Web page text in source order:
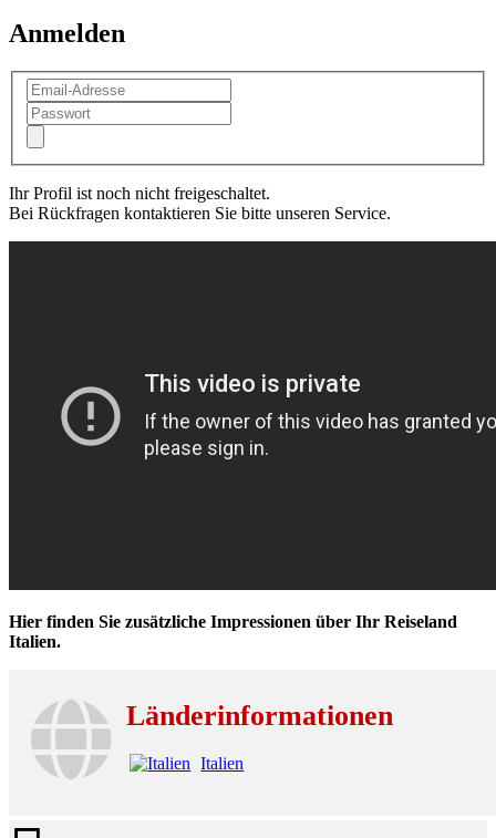
Anmelden
Ihr Profil ist noch nicht freigeschaltet.
Bei Rückfragen kontaktieren Sie bitte unseren Service.
Hier finden Sie zusätzliche Impressionen über Ihr Reiseland
Italien.
Länderinformationen
Italien